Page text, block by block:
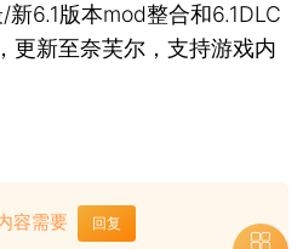
6.1版本mod整合和6.1DLC
更新至奈芙尔，支持游戏内
容需要 回复